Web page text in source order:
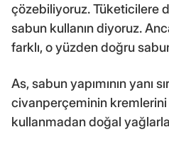
çözebiliyoruz. Tüketicilere
sabun kullanın diyoruz.
farklı, o yüzden doğru
As, sabun yapımının yanı
civanperçeminin
kullanmadan doğal yağlarla